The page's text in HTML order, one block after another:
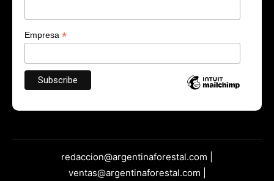
Empresa *
redaccion@argentinaforestal.com |
ventas@argentinaforestal.com |